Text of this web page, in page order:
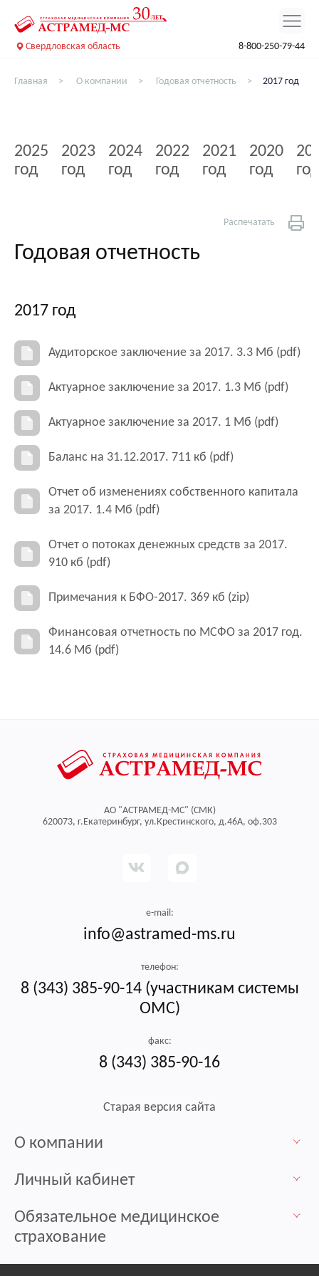
Свердловская область 8-800-250-79-44
Главная О компании Годовая отчетность 2017 год
Годовая отчетность
Распечатать
2025
год
2023
год
2024
год
2022
год
2021
год
2020
год
год
2017 год
Аудиторское заключение за 2017. 3.3 Мб (pdf)
Актуарное заключение за 2017. 1.3 Мб (pdf)
Актуарное заключение за 2017. 1 Мб (pdf)
Баланс на 31.12.2017. 711 кб (pdf)
Отчет об изменениях собственного капитала
за 2017. 1.4 Мб (pdf)
Отчет о потоках денежных средств за 2017.
910 кб (pdf)
Примечания к БФО-2017. 369 кб (zip)
Финансовая отчетность по МСФО за 2017 год.
14.6 Мб (pdf)
Выберите регион, где вы
застрахованы
Авторизоваться через Госуслуги
АО "АСТРАМЕД-МС" (СМК)
620073, г.Екатеринбург, ул.Крестинского, д.46А, оф.303
e-mail:
info@astramed-ms.ru
телефон:
8 (343) 385-90-14 (участникам системы
ОМС)
факс:
8 (343) 385-90-16
Старая версия сайта
О компании
Личный кабинет
Обязательное медицинское
страхование